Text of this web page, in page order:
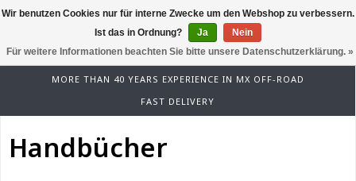
0
MORE THAN 40 YEARS EXPERIENCE IN MX OFF-ROAD
FAST DELIVERY
Handbücher
Wir benutzen Cookies nur für interne Zwecke um den Webshop zu verbessern.
Ist das in Ordnung?
Ja
Nein
Für weitere Informationen beachten Sie bitte unsere Datenschutzerklärung. »